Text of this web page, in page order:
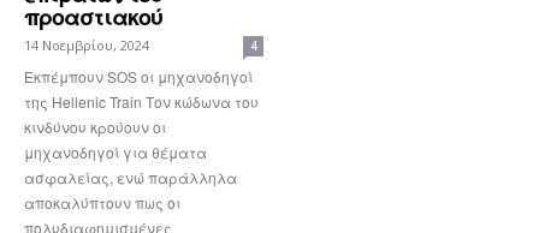
προαστιακού
14 Νοεμβρίου, 2024 4
Εκπέμπουν SOS οι μηχανοδηγοί
της Hellenic Train Τον κώδωνα του
κινδύνου κρούουν οι
μηχανοδηγοί για θέματα
ασφαλείας, ενώ παράλληλα
αποκαλύπτουν πως οι
πολυδιαφημισμένες